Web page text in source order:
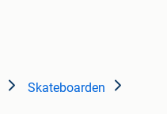
Skateboarden